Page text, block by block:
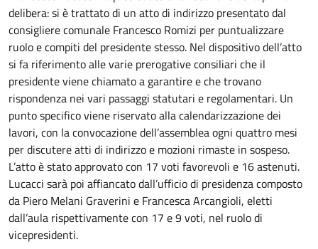
delibera: si è trattato di un atto di indirizzo presentato dal
consigliere comunale Francesco Romizi per puntualizzare
ruolo e compiti del presidente stesso. Nel dispositivo dell’atto
si fa riferimento alle varie prerogative consiliari che il
presidente viene chiamato a garantire e che trovano
rispondenza nei vari passaggi statutari e regolamentari. Un
punto specifico viene riservato alla calendarizzazione dei
lavori, con la convocazione dell’assemblea ogni quattro mesi
per discutere atti di indirizzo e mozioni rimaste in sospeso.
L’atto è stato approvato con 17 voti favorevoli e 16 astenuti.
Lucacci sarà poi affiancato dall’ufficio di presidenza composto
da Piero Melani Graverini e Francesca Arcangioli, eletti
dall’aula rispettivamente con 17 e 9 voti, nel ruolo di
vicepresidenti.